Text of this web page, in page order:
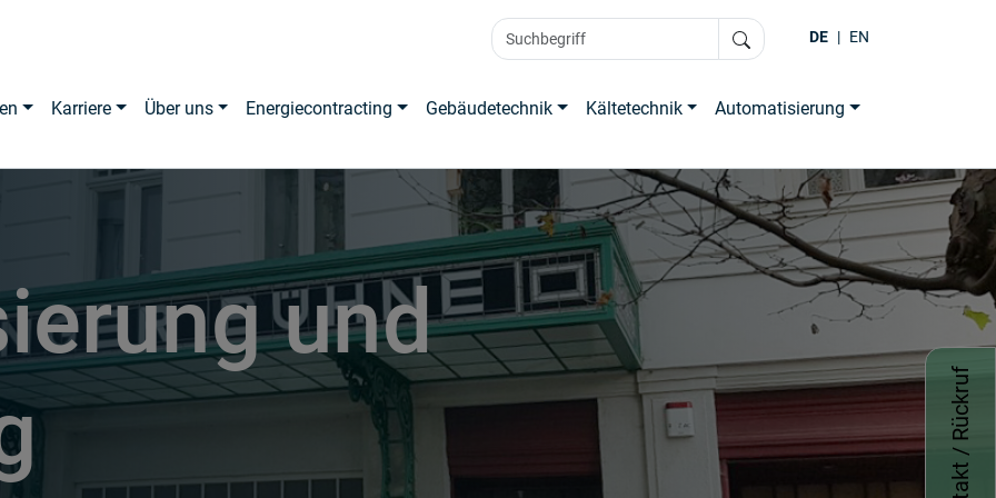
DE | EN
Karriere Über uns Energiecontracting Gebäudetechnik Kältetechnik Automatisierung
Kontakt / Rückruf
und